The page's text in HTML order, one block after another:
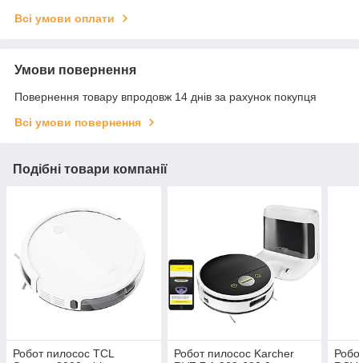
Всі умови оплати
Умови повернення
Повернення товару впродовж 14 днів за рахунок покупця
Всі умови повернення
Подібні товари компанії
Робот пилосос TCL
Робот пилосос Karcher